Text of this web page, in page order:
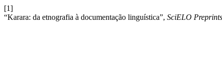
[1]
“Karara: da etnografia à documentação linguística”, SciELO Preprints